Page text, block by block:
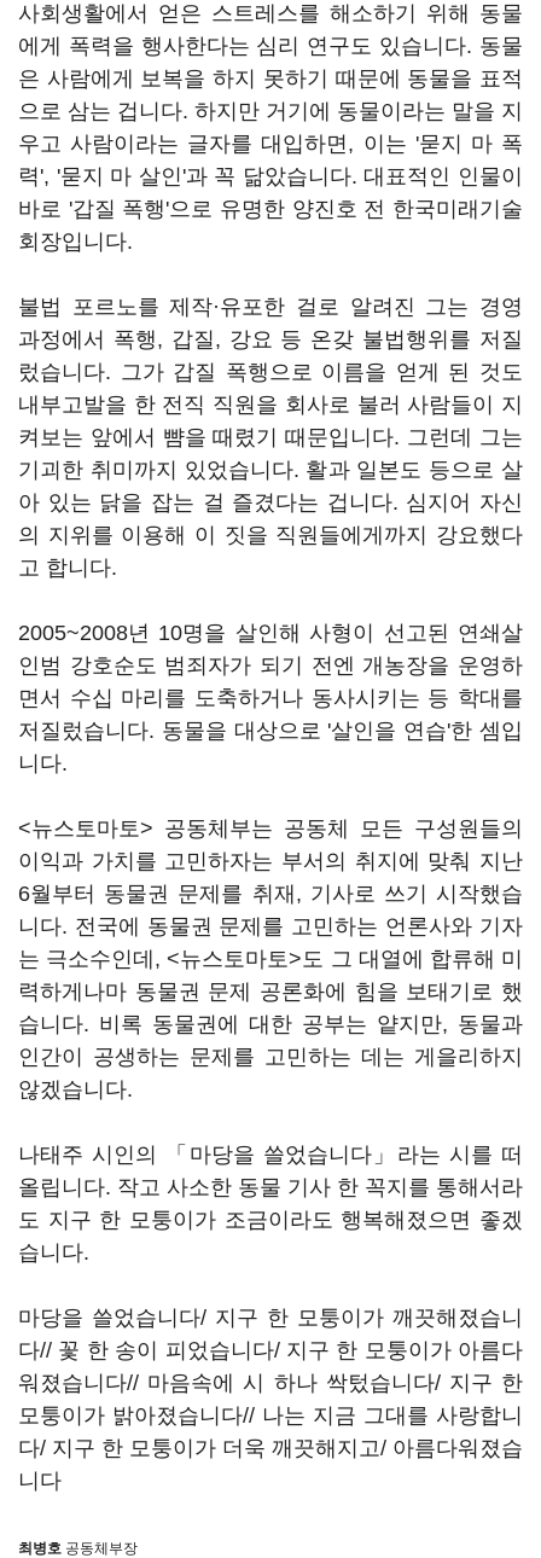
사회생활에서 얻은 스트레스를 해소하기 위해 동물
에게 폭력을 행사한다는 심리 연구도 있습니다. 동물
은 사람에게 보복을 하지 못하기 때문에 동물을 표적
으로 삼는 겁니다. 하지만 거기에 동물이라는 말을 지
우고 사람이라는 글자를 대입하면, 이는 '묻지 마 폭
력', '묻지 마 살인'과 꼭 닮았습니다. 대표적인 인물이
바로 '갑질 폭행'으로 유명한 양진호 전 한국미래기술
회장입니다.
불법 포르노를 제작·유포한 걸로 알려진 그는 경영
과정에서 폭행, 갑질, 강요 등 온갖 불법행위를 저질
렀습니다. 그가 갑질 폭행으로 이름을 얻게 된 것도
내부고발을 한 전직 직원을 회사로 불러 사람들이 지
켜보는 앞에서 뺨을 때렸기 때문입니다. 그런데 그는
기괴한 취미까지 있었습니다. 활과 일본도 등으로 살
아 있는 닭을 잡는 걸 즐겼다는 겁니다. 심지어 자신
의 지위를 이용해 이 짓을 직원들에게까지 강요했다
고 합니다.
2005~2008년 10명을 살인해 사형이 선고된 연쇄살
인범 강호순도 범죄자가 되기 전엔 개농장을 운영하
면서 수십 마리를 도축하거나 동사시키는 등 학대를
저질렀습니다. 동물을 대상으로 '살인을 연습'한 셈입
니다.
<뉴스토마토> 공동체부는 공동체 모든 구성원들의
이익과 가치를 고민하자는 부서의 취지에 맞춰 지난
6월부터 동물권 문제를 취재, 기사로 쓰기 시작했습
니다. 전국에 동물권 문제를 고민하는 언론사와 기자
는 극소수인데, <뉴스토마토>도 그 대열에 합류해 미
력하게나마 동물권 문제 공론화에 힘을 보태기로 했
습니다. 비록 동물권에 대한 공부는 얕지만, 동물과
인간이 공생하는 문제를 고민하는 데는 게을리하지
않겠습니다.
나태주 시인의 「마당을 쓸었습니다」라는 시를 떠
올립니다. 작고 사소한 동물 기사 한 꼭지를 통해서라
도 지구 한 모퉁이가 조금이라도 행복해졌으면 좋겠
습니다.
마당을 쓸었습니다/ 지구 한 모퉁이가 깨끗해졌습니
다// 꽃 한 송이 피었습니다/ 지구 한 모퉁이가 아름다
워졌습니다// 마음속에 시 하나 싹텄습니다/ 지구 한
모퉁이가 밝아졌습니다// 나는 지금 그대를 사랑합니
다/ 지구 한 모퉁이가 더욱 깨끗해지고/ 아름다워졌습
니다
최병호 공동체부장